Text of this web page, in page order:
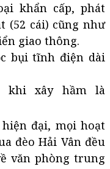
khẩn cấp, phát
(52 cái) cũng như
giao thông.
bụi tĩnh điện dài
khi xây hầm là
đại, mọi hoạt
đèo Hải Vân đều
văn phòng trung